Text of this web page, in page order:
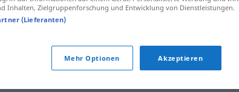
Inhalten, Zielgruppenforschung und Entwicklung von Dienstleistungen.
(Lieferanten)
Mehr Optionen Akzeptieren